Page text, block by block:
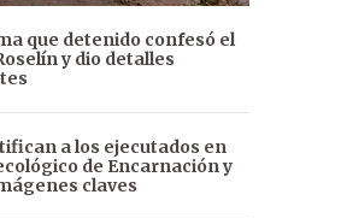
que detenido confesó el
y dio detalles
a los ejecutados en
de Encarnación y
claves